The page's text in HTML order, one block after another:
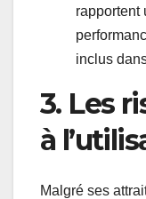
rapportent
inclus
3. Les
à
Malgré ses